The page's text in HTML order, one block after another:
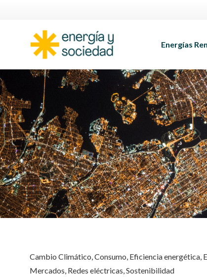
Energías
Cambio Climático,Consumo, Eficiencia energética,
Mercados, Redes eléctricas,Sostenibilidad